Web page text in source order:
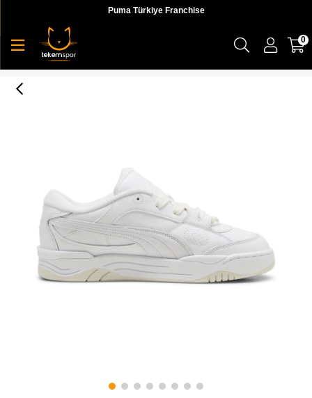
Puma Türkiye Franchise
0